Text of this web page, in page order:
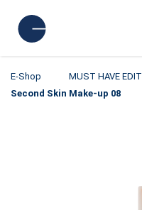
E-Shop MUST HAVE
Second Skin Make-up 08